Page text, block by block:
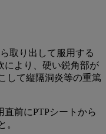
取り出して服用する
により、硬い鋭角部が
して縦隔洞炎等の重篤
前にPTPシートから
。